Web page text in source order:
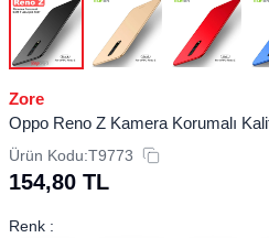
Zore
Oppo Reno Z Kamera Korumalı
Ürün Kodu:T9773
154,80 TL
Renk :